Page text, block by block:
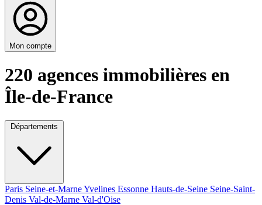
Mon compte
220 agences immobilières en
Île-de-France
Départements
Paris Seine-et-MarneYvelines Essonne Hauts-de-Seine Seine-Saint-
Denis Val-de-Marne Val-d'Oise